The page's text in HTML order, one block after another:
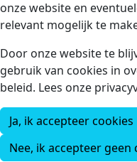
onze website en
relevant mogelijk te
Door onze website te
gebruik van cookies in
beleid. Lees onze
Ja, ik accepteer cookies
Nee, ik accepteer geen